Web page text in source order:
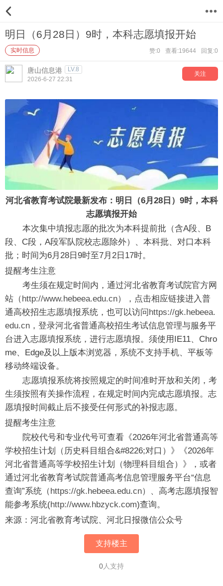
明日（6月28日）9时，本科志愿填报开始
实时信息 赞:0 查看:19644 回复:0
唐山信息港 LV.8
关注
2026-6-27 22:31
河北省教育考试院最新发布：明日（6月28日）9时，本科
志愿填报开始
本次集中填报志愿的批次为本科提前批（含A段、B
段、C段，A段军队院校志愿除外）、本科批、对口本科
批；时间为6月28日9时至7月2日17时。
提醒考生注意
考生须在规定时间内，通过河北省教育考试院官方网
站（ http://www.hebeea.edu.cn），点击相应链接进入普
通高校招生志愿填报系统，也可以访问 https://gk.hebeea.
edu.cn ，登录河北省普通高校招生考试信息管理与服务平
台进入志愿填报系统，进行志愿填报。须使用IE11、Chro
me、Edge及以上版本浏览器，系统不支持手机、平板等
移动终端设备。
志愿填报系统将按照规定的时间准时开放和关闭，考
生须按照有关操作流程，在规定时间内完成志愿填报。志
愿填报时间截止后不接受任何形式的补报志愿。
提醒考生注意
院校代号和专业代号可查看《2026年河北省普通高等
学校招生计划（历史科目组合&#8226;对口）》《2026年
河北省普通高等学校招生计划（物理科目组合）》，或者
通过河北省教育考试院普通高考信息管理服务平台“信息
查询”系统（ https://gk.hebeea.edu.cn）、高考志愿填报智
能参考系统(http://www.hbzyck.com)查询。
来源：河北省教育考试院、河北日报微信公众号
支持楼主
0人支持